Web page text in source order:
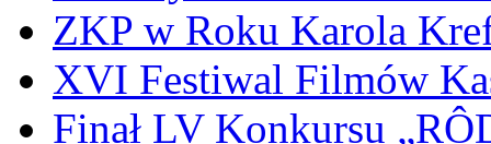
ZKP w Roku Karola
XVI Festiwal Filmów
Finał LV Konkursu